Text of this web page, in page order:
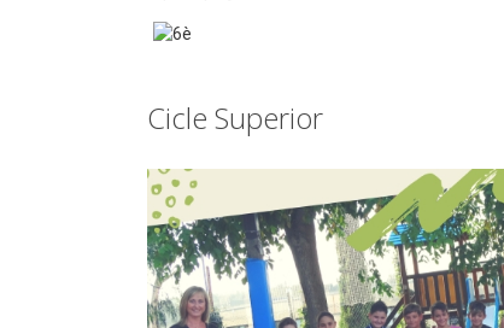
Cicle Superior